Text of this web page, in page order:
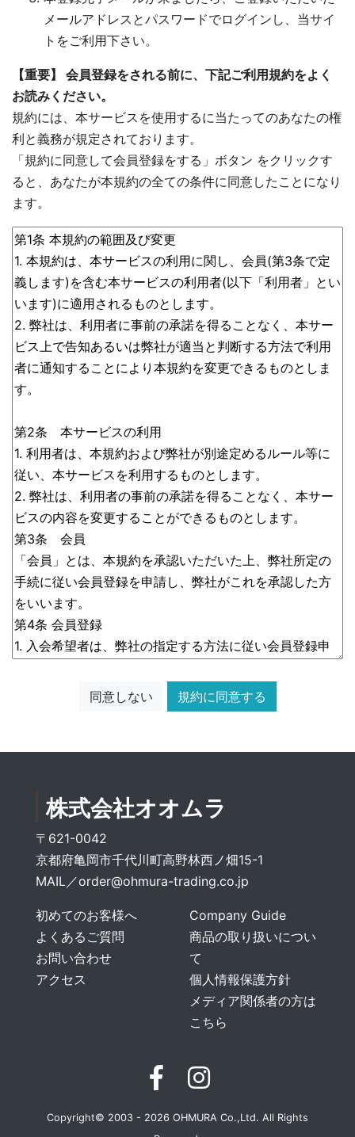
メールアドレスとパスワードでログインし、当サイ
トをご利用下さい。
【重要】 会員登録をされる前に、下記ご利用規約をよく
お読みください。
規約には、本サービスを使用するに当たってのあなたの権
利と義務が規定されております。
「規約に同意して会員登録をする」ボタン をクリックす
ると、あなたが本規約の全ての条件に同意したことになり
ます。
同意しない 規約に同意する
株式会社オオムラ
〒621-0042
京都府亀岡市千代川町高野林西ノ畑15-1
MAIL／order@ohmura-trading.co.jp
初めてのお客様へ
よくあるご質問
お問い合わせ
アクセス
Company Guide
商品の取り扱いについ
て
個人情報保護方針
メディア関係者の方は
こちら
Copyright© 2003 - 2026 OHMURA Co.,Ltd. All Rights